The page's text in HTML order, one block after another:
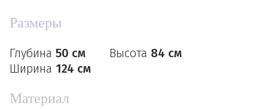
Размеры
Глубина 50 см Высота 84 см
Ширина 124 см
Материал